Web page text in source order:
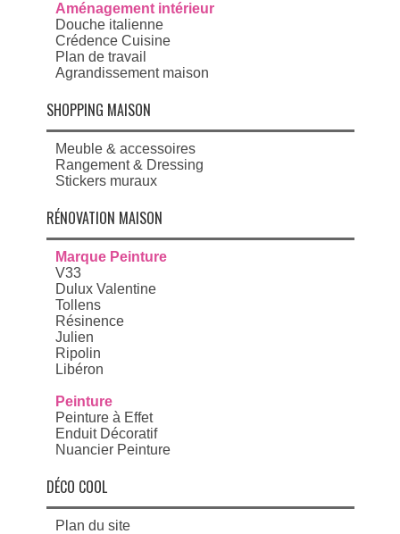
Aménagement intérieur
Douche italienne
Crédence Cuisine
Plan de travail
Agrandissement maison
SHOPPING MAISON
Meuble & accessoires
Rangement & Dressing
Stickers muraux
RÉNOVATION MAISON
Marque Peinture
V33
Dulux Valentine
Tollens
Résinence
Julien
Ripolin
Libéron
Peinture
Peinture à Effet
Enduit Décoratif
Nuancier Peinture
DÉCO COOL
Plan du site